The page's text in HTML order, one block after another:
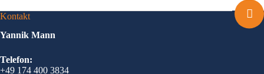
Kontakt
Yannik Mann
Telefon:
+49 174 400 3834